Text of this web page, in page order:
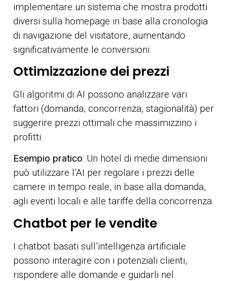
implementare un sistema che mostra prodotti
diversi sulla homepage in base alla cronologia
di navigazione del visitatore, aumentando
significativamente le conversioni.
Ottimizzazione dei prezzi
Gli algoritmi di AI possono analizzare vari
fattori (domanda, concorrenza, stagionalità) per
suggerire prezzi ottimali che massimizzino i
profitti.
Esempio pratico: Un hotel di medie dimensioni
può utilizzare l’AI per regolare i prezzi delle
camere in tempo reale, in base alla domanda,
agli eventi locali e alle tariffe della concorrenza.
Chatbot per le vendite
I chatbot basati sull’intelligenza artificiale
possono interagire con i potenziali clienti,
rispondere alle domande e guidarli nel